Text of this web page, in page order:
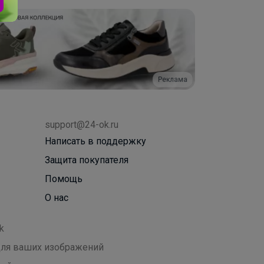
Реклама
support@24-ok.ru
Написать в поддержку
Защита покупателя
Помощь
О нас
ваших изображений